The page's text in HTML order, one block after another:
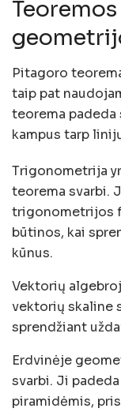
Pitagoro
taip pat
teorema
kampus tarp
Trigonometrija
teorema svarbi.
trigonometrijos
būtinos, kai
kūnus.
Vektorių
vektorių skaline
sprendžiant
Erdvinėje
svarbi. Ji
piramidėmis,